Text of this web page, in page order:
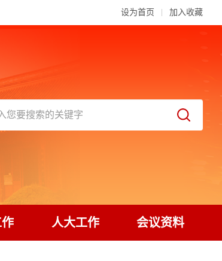
设为首页 加入收藏
人大工作 会议资料